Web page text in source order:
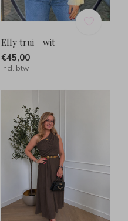
Elly trui - wit
€45,00
Incl. btw